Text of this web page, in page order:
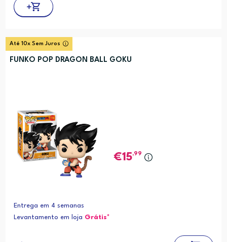
Até 10x Sem Juros
FUNKO POP DRAGON BALL GOKU
15,99
Entrega em 4 semanas
Levantamento em loja Grátis*